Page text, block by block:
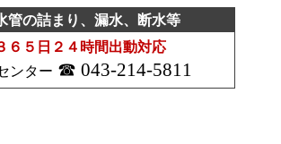
管の詰まり、漏水、断水等
６５日２４時間出動対応
ンター
043-214-5811